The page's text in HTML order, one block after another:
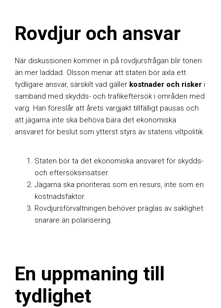
Rovdjur och ansvar
När diskussionen kommer in på rovdjursfrågan blir tonen
än mer laddad. Olsson menar att staten bör axla ett
tydligare ansvar, särskilt vad gäller kostnader och risker i
samband med skydds- och trafikeftersök i områden med
varg. Han föreslår att årets vargjakt tillfälligt pausas och
att jägarna inte ska behöva bära det ekonomiska
ansvaret för beslut som ytterst styrs av statens viltpolitik.
Staten bör ta det ekonomiska ansvaret för skydds-
och eftersöksinsatser.
Jägarna ska prioriteras som en resurs, inte som en
kostnadsfaktor.
Rovdjursförvaltningen behöver präglas av saklighet
snarare än polarisering.
En uppmaning till
tydlighet